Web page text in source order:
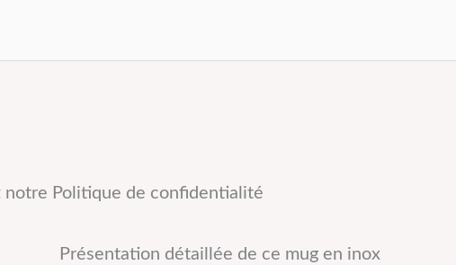
notre Politique de confidentialité
Présentation détaillée de ce mug en inox